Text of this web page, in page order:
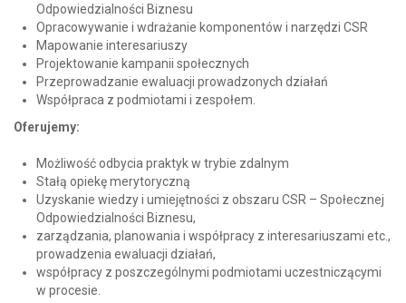
Odpowiedzialności Biznesu
Opracowywanie i wdrażanie komponentów i narzędzi CSR
Mapowanie interesariuszy
Projektowanie kampanii społecznych
Przeprowadzanie ewaluacji prowadzonych działań
Współpraca z podmiotami i zespołem.
Oferujemy:
Możliwość odbycia praktyk w trybie zdalnym
Stałą opiekę merytoryczną
Uzyskanie wiedzy i umiejętności z obszaru CSR – Społecznej
Odpowiedzialności Biznesu,
zarządzania, planowania i współpracy z interesariuszami etc.,
prowadzenia ewaluacji działań,
współpracy z poszczególnymi podmiotami uczestniczącymi
w procesie.